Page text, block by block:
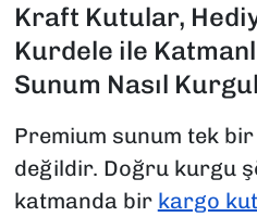
Kraft Kutular,
Kurdele ile
Sunum Nasıl
Premium sunum tek
değildir. Doğru kurgu
katmanda bir kargo